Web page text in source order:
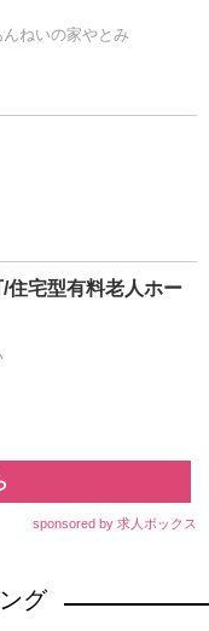
ねいの家やとみ
住宅型有料老人ホー
sponsored by 求人ボックス
グ